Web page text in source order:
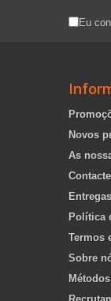
Eu
Novos
As
Política
Termos
Sobre